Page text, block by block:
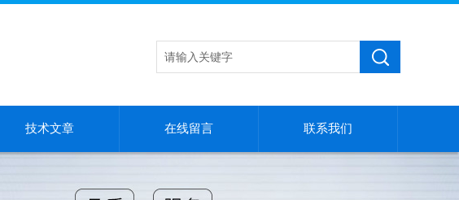
技术文章 在线留言 联系我们